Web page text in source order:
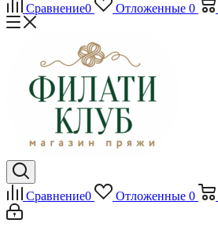
Сравнение0 Отложенные 0
Сравнение0 Отложенные 0